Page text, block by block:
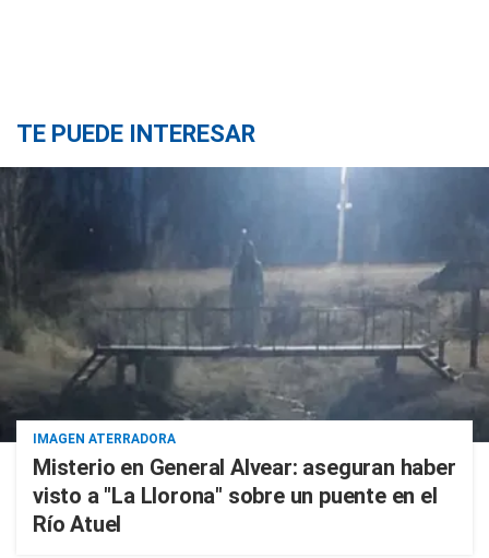
TE PUEDE INTERESAR
IMAGEN ATERRADORA
Misterio en General Alvear: aseguran haber
visto a "La Llorona" sobre un puente en el
Río Atuel